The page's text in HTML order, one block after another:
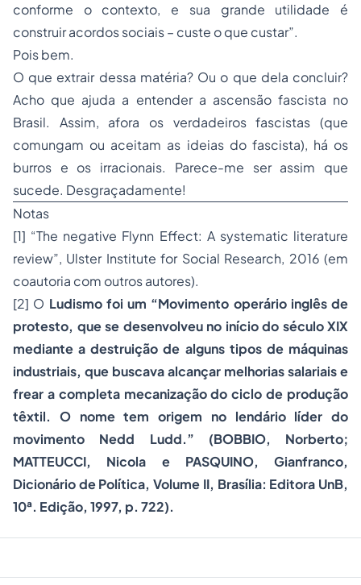
conforme o contexto, e sua grande utilidade é
construir acordos sociais – custe o que custar”.
Pois bem.
O que extrair dessa matéria? Ou o que dela concluir?
Acho que ajuda a entender a ascensão fascista no
Brasil. Assim, afora os verdadeiros fascistas (que
comungam ou aceitam as ideias do fascista), há os
burros e os irracionais. Parece-me ser assim que
sucede. Desgraçadamente!
Notas
[1] “The negative Flynn Effect: A systematic literature
review”, Ulster Institute for Social Research, 2016 (em
coautoria com outros autores).
[2] O Ludismo foi um “Movimento operário inglês de
protesto, que se desenvolveu no início do século XIX
mediante a destruição de alguns tipos de máquinas
industriais, que buscava alcançar melhorias salariais e
frear a completa mecanização do ciclo de produção
têxtil. O nome tem origem no lendário líder do
movimento Nedd Ludd.” (BOBBIO, Norberto;
MATTEUCCI, Nicola e PASQUINO, Gianfranco,
Dicionário de Política, Volume II, Brasília: Editora UnB,
10ª. Edição, 1997, p. 722).